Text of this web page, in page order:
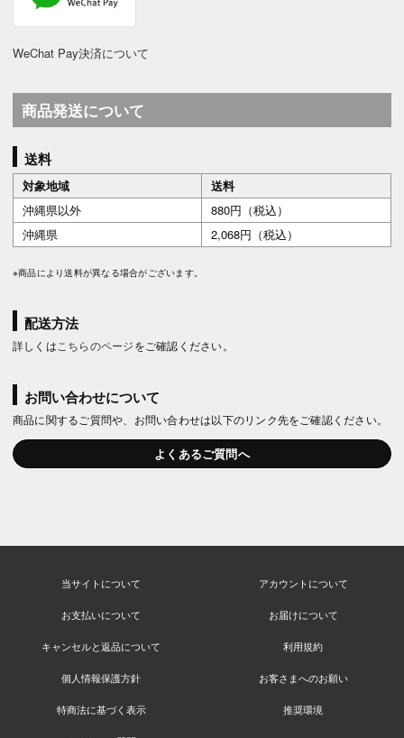
WeChat Pay決済について
商品発送について
送料
対象地域
送料
沖縄県以外
880円（税込）
沖縄県
2,068円（税込）
※商品により送料が異なる場合がございます。
配送方法
詳しくは こちらのページをご確認ください。
お問い合わせについて
商品に関するご質問や、お問い合わせは以下のリンク先をご確認ください。
よくあるご質問へ
当サイトについて アカウントについて
お支払いについて お届けについて
キャンセルと返品について 利用規約
個人情報保護方針 お客さまへのお願い
特商法に基づく表示 推奨環境